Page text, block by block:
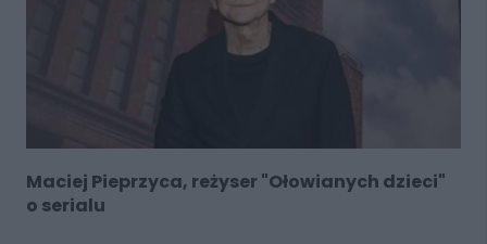
Maciej Pieprzyca, reżyser "Ołowianych dzieci"
o serialu